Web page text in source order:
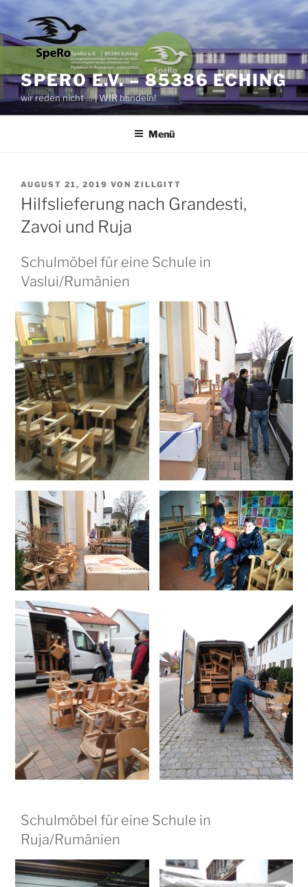
Zum
springen
SPERO E.V. – 85386 ECHING
wir reden nicht … | WIR handeln!
Menü
VERÖFFENTLICHT
AM
AUGUST 21, 2019 VON ZILLGITT
Hilfslieferung nach Grandesti,
Zavoi und Ruja
Schulmöbel für eine Schule in
Vaslui/Rumänien
Schulmöbel für eine Schule in
Ruja/Rumänien